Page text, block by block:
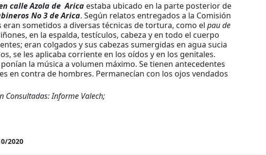
calle Azola de Arica estaba ubicado en la parte posterior de
No 3 de Arica. Según relatos entregados a la Comisión
eran sometidos a diversas técnicas de tortura, como el pau de
en la espalda, testículos, cabeza y en todo el cuerpo
eran colgados y sus cabezas sumergidas en agua sucia
se les aplicaba corriente en los oídos y en los genitales.
la música a volumen máximo. Se tienen antecedentes
en contra de hombres. Permanecían con los ojos vendados
Consultadas: Informe Valech;
2020